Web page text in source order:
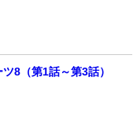
8（第1話～第3話）